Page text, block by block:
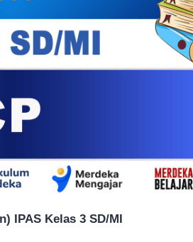
IPAS Kelas 3 SD/MI